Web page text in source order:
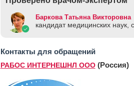
Баркова Татьяна Викторовна
кандидат медицинских наук,
Контакты для обращений
РАБОС ИНТЕРНЕШНЛ ООО (Россия)